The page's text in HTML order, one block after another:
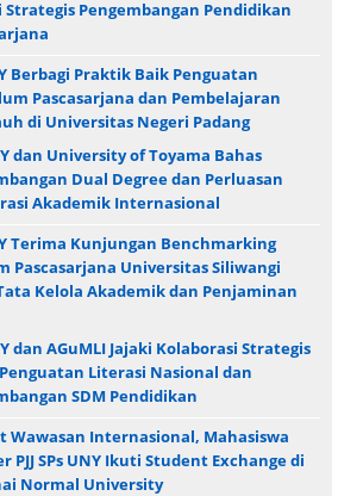
Strategis Pengembangan Pendidikan
Berbagi Praktik Baik Penguatan
Pascasarjana dan Pembelajaran
di Universitas Negeri Padang
dan University of Toyama Bahas
Dual Degree dan Perluasan
Akademik Internasional
Terima Kunjungan Benchmarking
Pascasarjana Universitas Siliwangi
Kelola Akademik dan Penjaminan
dan AGuMLI Jajaki Kolaborasi Strategis
Literasi Nasional dan
SDM Pendidikan
Wawasan Internasional, Mahasiswa
PJJ SPs UNY Ikuti Student Exchange di
Normal University